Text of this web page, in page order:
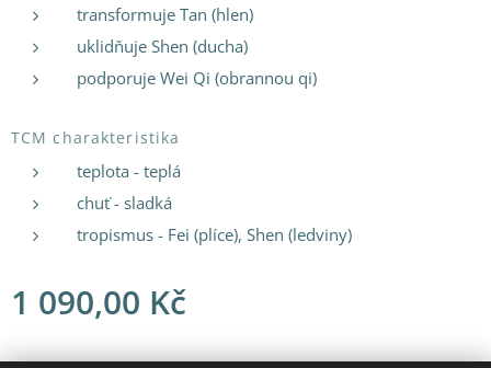
transformuje Tan (hlen)
uklidňuje Shen (ducha)
podporuje Wei Qi (obrannou qi)
TCM charakteristika
teplota - teplá
chuť - sladká
tropismus - Fei (plíce), Shen (ledviny)
1 090,00 Kč